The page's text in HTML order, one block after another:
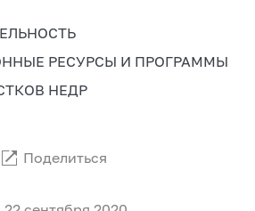
РЕСУРСЫ И ПРОГРАММЫ
НЕДР
Поделиться